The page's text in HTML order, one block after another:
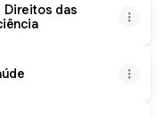
Direitos das